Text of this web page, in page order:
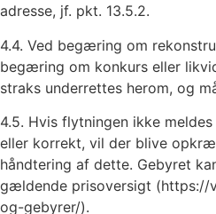
adresse, jf. pkt. 13.5.2.
4.4. Ved begæring om
begæring om konkurs eller
straks underrettes herom, og
4.5. Hvis flytningen ikke
eller korrekt, vil der blive
håndtering af dette. Gebyret
gældende prisoversigt (https://
og-gebyrer/).